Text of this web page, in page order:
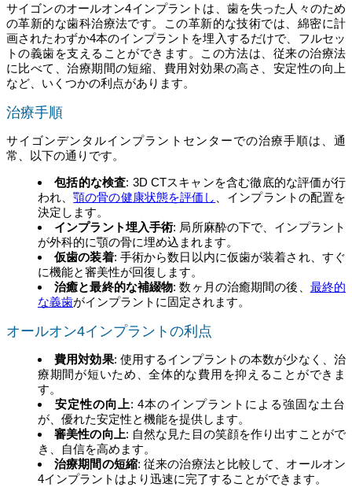
サイゴンのオールオン4インプラントは、歯を失った人々のため
の革新的な歯科治療法です。この革新的な技術では、綿密に計
画されたわずか4本のインプラントを埋入するだけで、フルセッ
トの義歯を支えることができます。この方法は、従来の治療法
に比べて、治療期間の短縮、費用対効果の高さ、安定性の向上
など、いくつかの利点があります。
治療手順
サイゴンデンタルインプラントセンターでの治療手順は、通
常、以下の通りです。
包括的な検査: 3D CTスキャンを含む徹底的な評価が行
われ、顎の骨の健康状態を評価し
、インプラントの配置を
決定します。
インプラント埋入手術: 局所麻酔の下で、インプラント
が外科的に顎の骨に埋め込まれます。
仮歯の装着: 手術から数日以内に仮歯が装着され、すぐ
に機能と審美性が回復します。
治癒と最終的な補綴物: 数ヶ月の治癒期間の後、 最終的
な義歯がインプラントに固定されます。
オールオン4インプラントの利点
費用対効果: 使用するインプラントの本数が少なく、治
療期間が短いため、全体的な費用を抑えることができま
す。
安定性の向上: 4本のインプラントによる強固な土台
が、優れた安定性と機能を提供します。
審美性の向上: 自然な見た目の笑顔を作り出すことがで
き、自信を高めます。
治療期間の短縮: 従来の治療法と比較して、オールオン
4インプラントはより迅速に完了することができます。